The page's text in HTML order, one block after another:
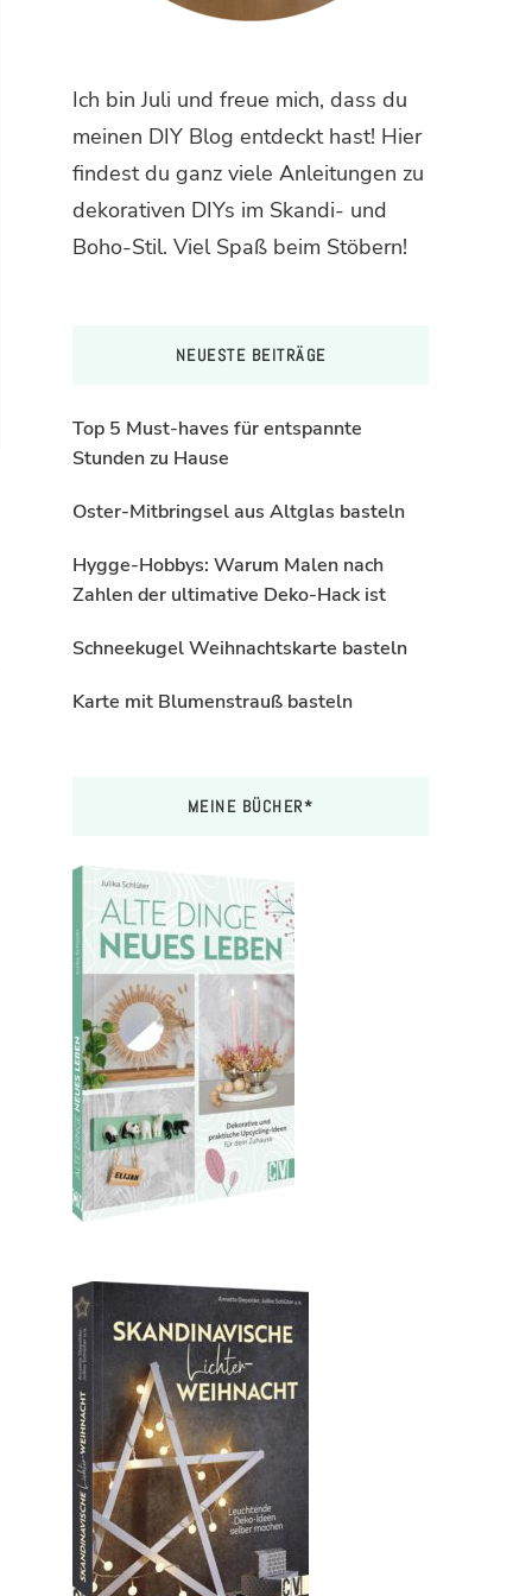
Ich bin Juli und freue mich, dass du
meinen DIY Blog entdeckt hast! Hier
findest du ganz viele Anleitungen zu
dekorativen DIYs im Skandi- und
Boho-Stil. Viel Spaß beim Stöbern!
NEUESTE BEITRÄGE
Top 5 Must-haves für entspannte
Stunden zu Hause
Oster-Mitbringsel aus Altglas basteln
Hygge-Hobbys: Warum Malen nach
Zahlen der ultimative Deko-Hack ist
Schneekugel Weihnachtskarte basteln
Karte mit Blumenstrauß basteln
MEINE BÜCHER*